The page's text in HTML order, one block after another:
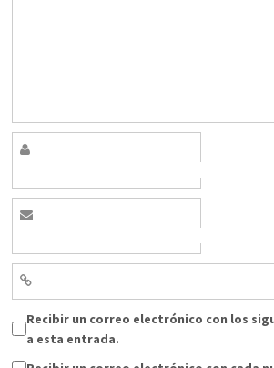
Recibir un correo electrónico con los
a esta entrada.